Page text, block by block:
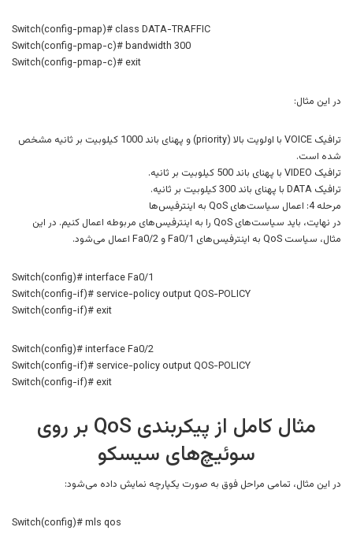
Switch(config-pmap)# class DATA-TRAFFIC
Switch(config-pmap-c)# bandwidth 300
Switch(config-pmap-c)# exit
در این مثال:
ترافیک VOICE با اولویت بالا (priority) و پهنای باند 1000 کیلوبیت بر ثانیه مشخص
شده است.
ترافیک VIDEO با پهنای باند 500 کیلوبیت بر ثانیه.
ترافیک DATA با پهنای باند 300 کیلوبیت بر ثانیه.
مرحله 4: اعمال سیاست‌های QoS به اینترفیس‌ها
در نهایت، باید سیاست‌های QoS را به اینترفیس‌های مربوطه اعمال کنیم. در این
مثال، سیاست QoS به اینترفیس‌های Fa0/1 و Fa0/2 اعمال می‌شود.
Switch(config)# interface Fa0/1
Switch(config-if)# service-policy output QOS-POLICY
Switch(config-if)# exit
Switch(config)# interface Fa0/2
Switch(config-if)# service-policy output QOS-POLICY
Switch(config-if)# exit
مثال کامل از پیکربندی QoS بر روی
سوئیچ‌های سیسکو
در این مثال، تمامی مراحل فوق به صورت یکپارچه نمایش داده می‌شود:
Switch(config)# mls qos